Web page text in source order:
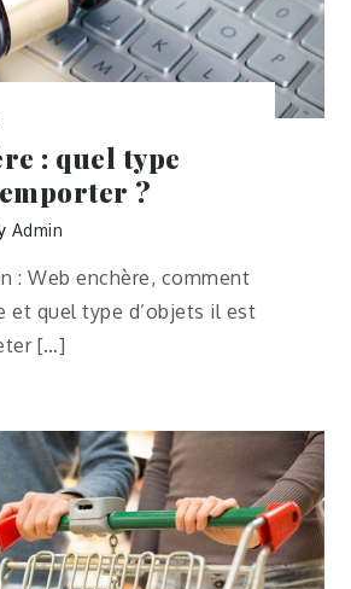
: quel type
?
Admin
: Web enchère, comment
et quel type d’objets il est
[…]